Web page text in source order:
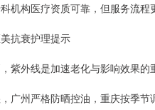
机构医疗资质可靠，但服务流程
抗衰护理提示
紫外线是加速老化与影响效果的
广州严格防晒控油，重庆按季节